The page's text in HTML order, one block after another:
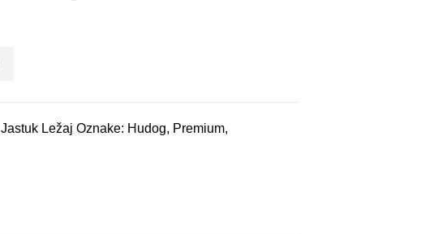
Jastuk Ležaj Oznake: Hudog, Premium,